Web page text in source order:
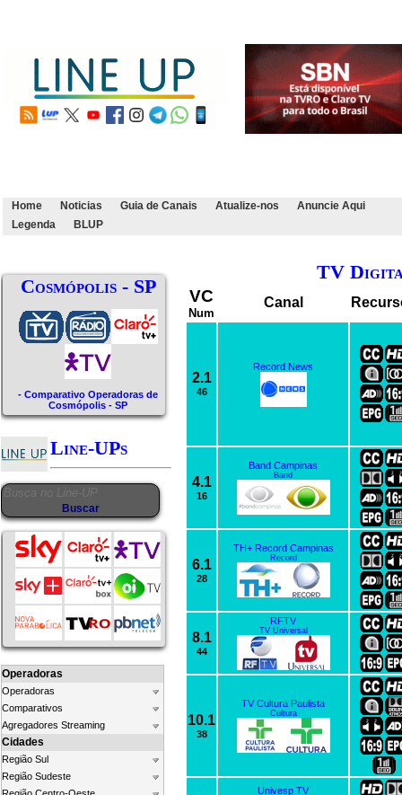
Home Noticias Guia de Canais Atualize-nos
Anuncie Aqui
Legenda
BLUP
Cosmópolis - SP
- Comparativo Operadoras de
Cosmópolis - SP
Line-UPs
Operadoras
Operadoras
Comparativos
Agregadores Streaming
Cidades
Região Sul
Região Sudeste
TV
VC
Num
Canal
2.1
46
Record News
4.1
16
Band Campinas
Band
6.1
28
TH+ Record Campinas
Record
8.1
44
RFTV
TV Universal
10.1
38
TV Cultura Paulista
Cultura
Univesp TV